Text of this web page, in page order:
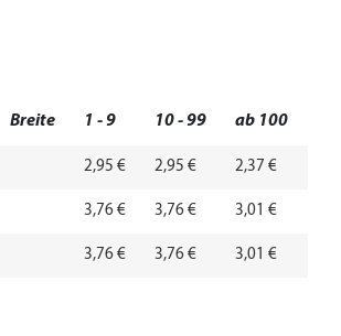
Breite 1 - 9 10 - 99 ab 100
2,95 € 2,95 € 2,37 €
3,76 € 3,76 € 3,01 €
3,76 € 3,76 € 3,01 €